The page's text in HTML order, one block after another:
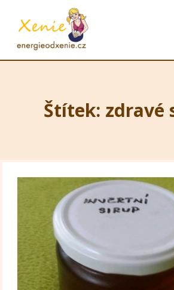
Štítek: zdravé